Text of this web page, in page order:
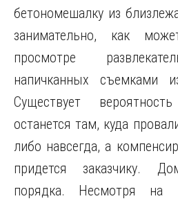
бетономешалку из
занимательно, как
просмотре
напичканных съемками
Существует
останется там, куда
либо навсегда, а
придется заказчику.
порядка. Несмотря на